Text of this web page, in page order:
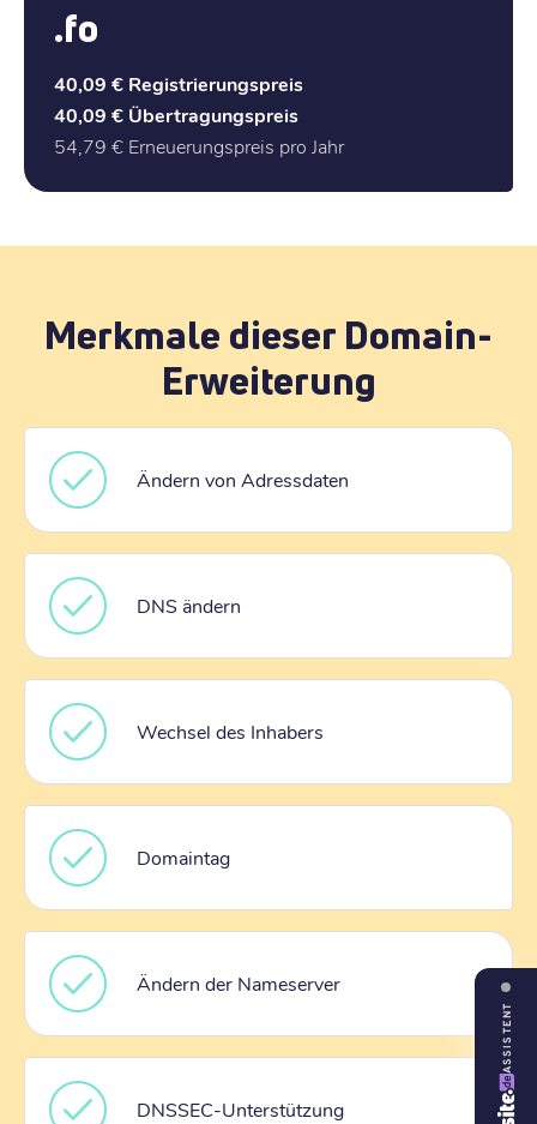
.fo
40,09 € Registrierungspreis
40,09 € Übertragungspreis
54,79 € Erneuerungspreis pro Jahr
Merkmale dieser Domain-
Erweiterung
Ändern von Adressdaten
DNS ändern
Wechsel des Inhabers
Domaintag
Ändern der Nameserver
DNSSEC-Unterstützung
ASSISTENT